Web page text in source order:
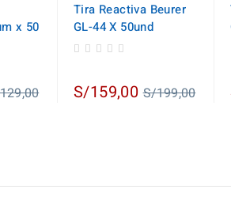
x 50
Tira Reactiva Beurer
GL-44 X 50und
S/159,00Regular
S/199,00